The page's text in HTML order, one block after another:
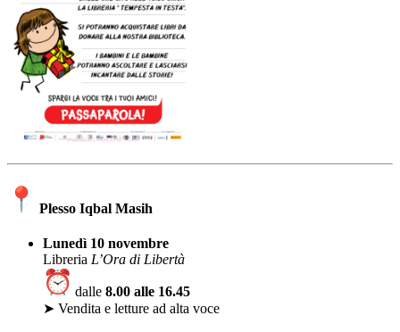
Plesso Iqbal Masih
Lunedì 10 novembre
Libreria L’Ora di Libertà
dalle 8.00 alle 16.45
➤ Vendita e letture ad alta voce